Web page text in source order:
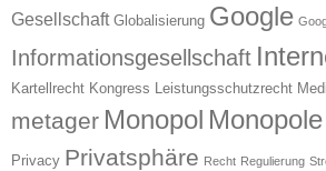
Gesellschaft Globalisierung Google
Informationsgesellschaft
Kartellrecht Kongress Leistungsschutzrecht
metager Monopol Monopole
Privacy Privatsphäre Recht Regulierung